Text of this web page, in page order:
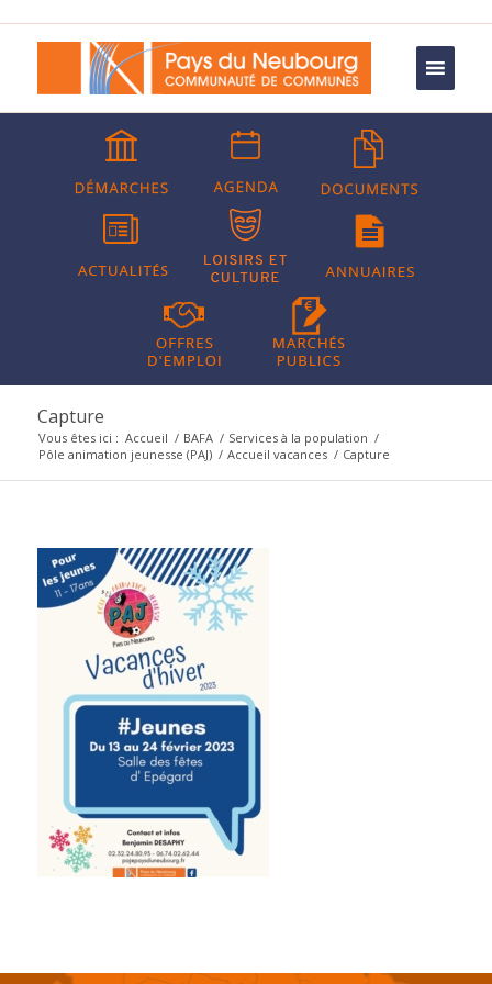
Capture
Vous êtes ici : Accueil / BAFA / Services à la population /
Pôle animation jeunesse (PAJ) / Accueil vacances / Capture